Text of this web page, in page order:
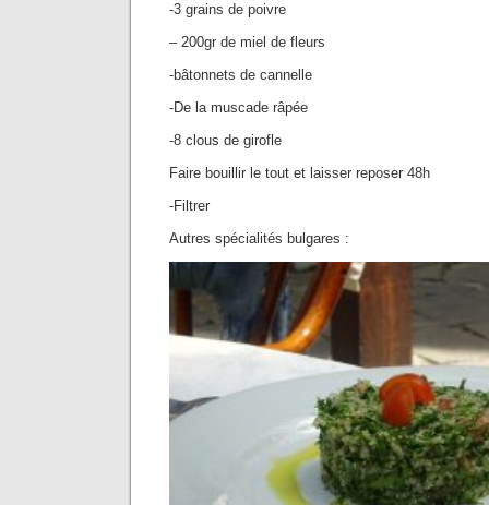
-3 grains de poivre
– 200gr de miel de fleurs
-bâtonnets de cannelle
-De la muscade râpée
-8 clous de girofle
Faire bouillir le tout et laisser reposer 48h
-Filtrer
Autres spécialités bulgares :